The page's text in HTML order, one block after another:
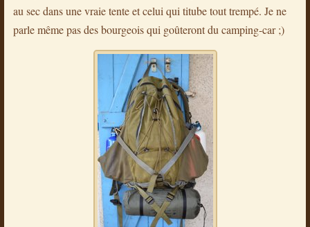
au sec dans une vraie tente et celui qui titube tout trempé. Je ne
parle même pas des bourgeois qui goûteront du camping-car ;)